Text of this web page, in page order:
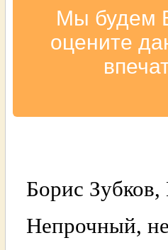
Мы будем
оцените
Борис
Непрочный,